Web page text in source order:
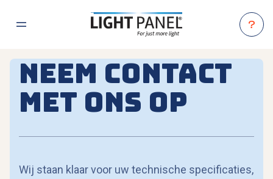
Naar hoofdinhoud
Menu
Neem contact
met ons op
Wij staan klaar voor uw technische specificaties,